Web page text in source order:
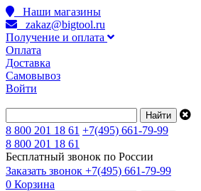
Наши магазины
zakaz@bigtool.ru
Получение и оплата
Оплата
Доставка
Самовывоз
Войти
8 800 201 18 61 +7(495) 661-79-99
8 800 201 18 61
Бесплатный звонок по России
Заказать звонок +7(495) 661-79-99
0 Корзина